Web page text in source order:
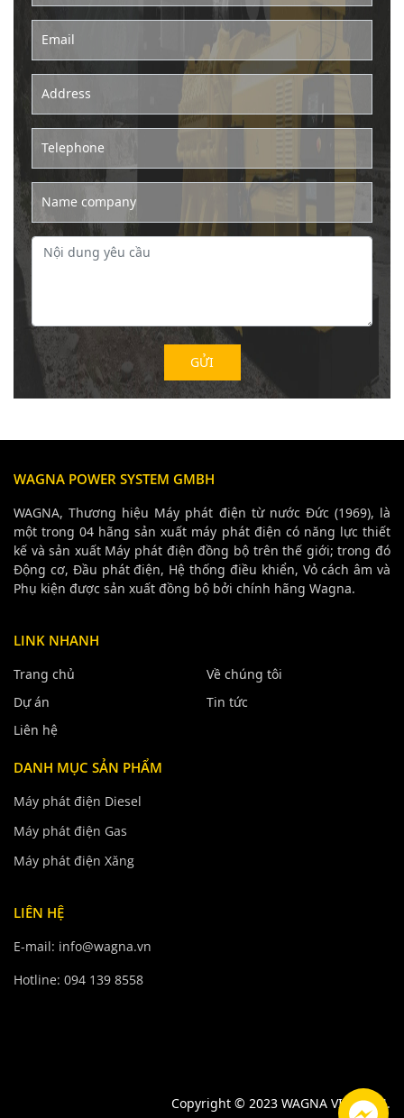
Email
Address
Telephone
Name company
WAGNA POWER SYSTEM GMBH
WAGNA, Thương hiệu Máy phát điện từ nước Đức (1969), là
một trong 04 hãng sản xuất máy phát điện có năng lực thiết
kế và sản xuất Máy phát điện đồng bộ trên thế giới; trong đó
Động cơ, Đầu phát điện, Hệ thống điều khiển, Vỏ cách âm và
Phụ kiện được sản xuất đồng bộ bởi chính hãng Wagna.
LINK NHANH
Trang chủ
Về chúng tôi
Dự án
Tin tức
Liên hệ
DANH MỤC SẢN PHẨM
Máy phát điện Diesel
Máy phát điện Gas
Máy phát điện Xăng
LIÊN HỆ
E-mail: info@wagna.vn
Hotline: 094 139 8558
Copyright © 2023 WAGNA VIETNAM.